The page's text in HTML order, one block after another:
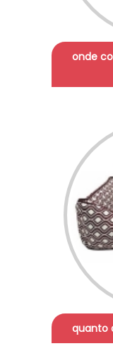
onde
quanto